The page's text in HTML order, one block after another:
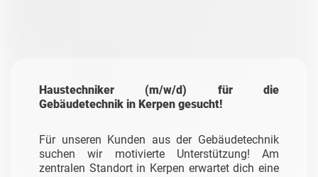
Haustechniker (m/w/d) für die
Gebäudetechnik in Kerpen gesucht!
Für unseren Kunden aus der Gebäudetechnik
suchen wir motivierte Unterstützung! Am
zentralen Standort in Kerpen erwartet dich eine